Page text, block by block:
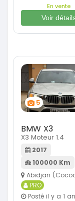
En vente
Voir
5
BMW X3
X3 Moteur 1.4
2017
100000 Km
Abidjan
PRO
Posté il y a 1